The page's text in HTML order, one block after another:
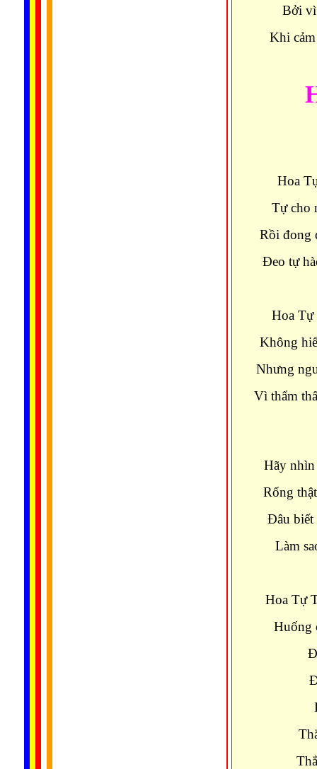
Bởi vì
Khi
Hoa
Tự cho
Rồi đong
Đeo tự
Hoa Tự
Không
Nhưng
Vì thẩm
Hãy nhìn
Rống
Ðâu biết
Làm
Hoa Tự
Huống